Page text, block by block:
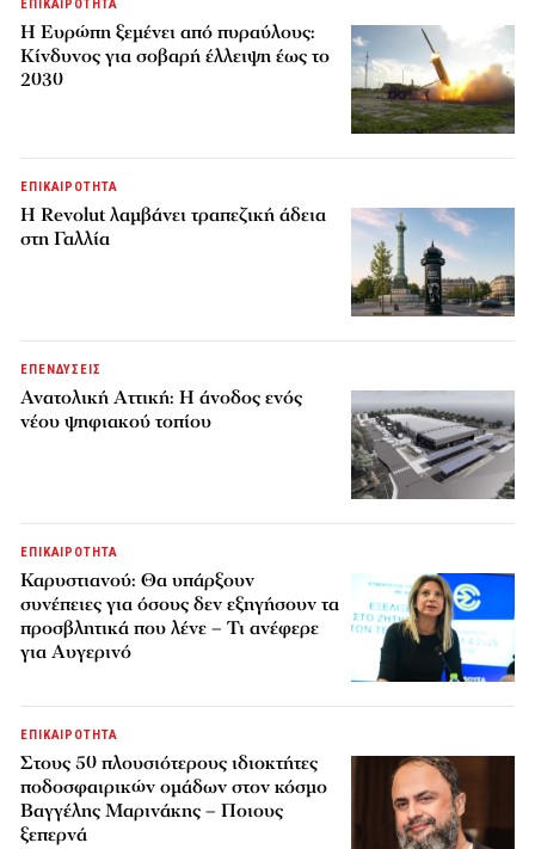
ΕΠΙΚΑΙΡΟΤΗΤΑ
H Ευρώπη ξεμένει από πυραύλους:
Κίνδυνος για σοβαρή έλλειψη έως το
2030
ΕΠΙΚΑΙΡΟΤΗΤΑ
Η Revolut λαμβάνει τραπεζική άδεια
στη Γαλλία
ΕΠΕΝΔΥΣΕΙΣ
Ανατολική Αττική: Η άνοδος ενός
νέου ψηφιακού τοπίου
ΕΠΙΚΑΙΡΟΤΗΤΑ
Καρυστιανού: Θα υπάρξουν
συνέπειες για όσους δεν εξηγήσουν τα
προσβλητικά που λένε – Τι ανέφερε
για Αυγερινό
ΕΠΙΚΑΙΡΟΤΗΤΑ
Στους 50 πλουσιότερους ιδιοκτήτες
ποδοσφαιρικών ομάδων στον κόσμο
Βαγγέλης Μαρινάκης – Ποιους
ξεπερνά